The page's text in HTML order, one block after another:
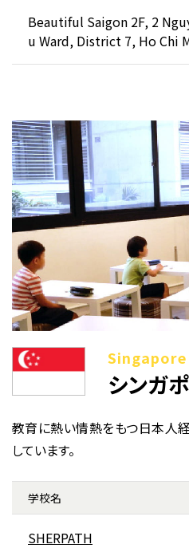
Beautiful Saigon 2F, 2
u Ward, District 7, Ho Chi
シンガ
教育に熱い情熱をもつ日本人
しています。
学校名
SHERPATH